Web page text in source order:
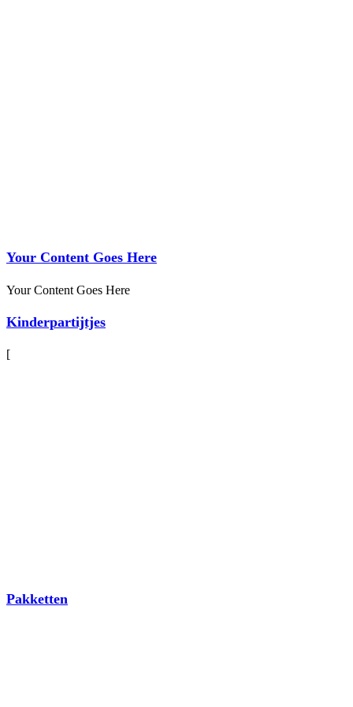
Your Content Goes Here
Your Content Goes Here
Kinderpartijtjes
[
Pakketten